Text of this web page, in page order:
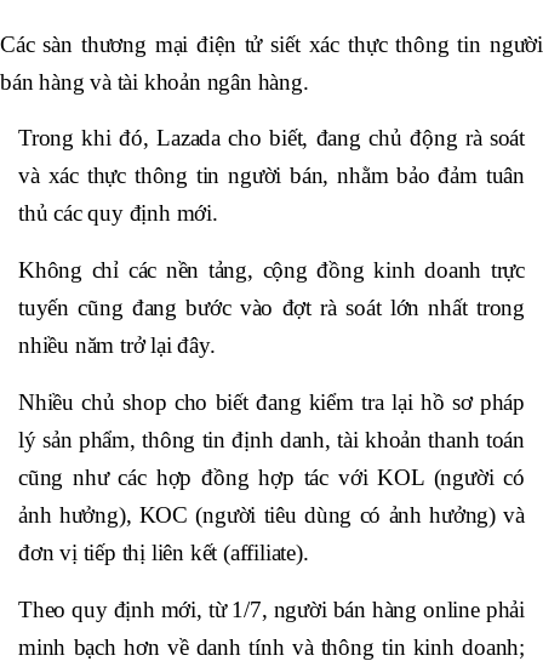
Các sàn thương mại điện tử siết xác thực thông tin người
bán hàng và tài khoản ngân hàng.
Trong khi đó, Lazada cho biết, đang chủ động rà soát
và xác thực thông tin người bán, nhằm bảo đảm tuân
thủ các quy định mới.
Không chỉ các nền tảng, cộng đồng kinh doanh trực
tuyến cũng đang bước vào đợt rà soát lớn nhất trong
nhiều năm trở lại đây.
Nhiều chủ shop cho biết đang kiểm tra lại hồ sơ pháp
lý sản phẩm, thông tin định danh, tài khoản thanh toán
cũng như các hợp đồng hợp tác với KOL (người có
ảnh hưởng), KOC (người tiêu dùng có ảnh hưởng) và
đơn vị tiếp thị liên kết (affiliate).
Theo quy định mới, từ 1/7, người bán hàng online phải
minh bạch hơn về danh tính và thông tin kinh doanh;